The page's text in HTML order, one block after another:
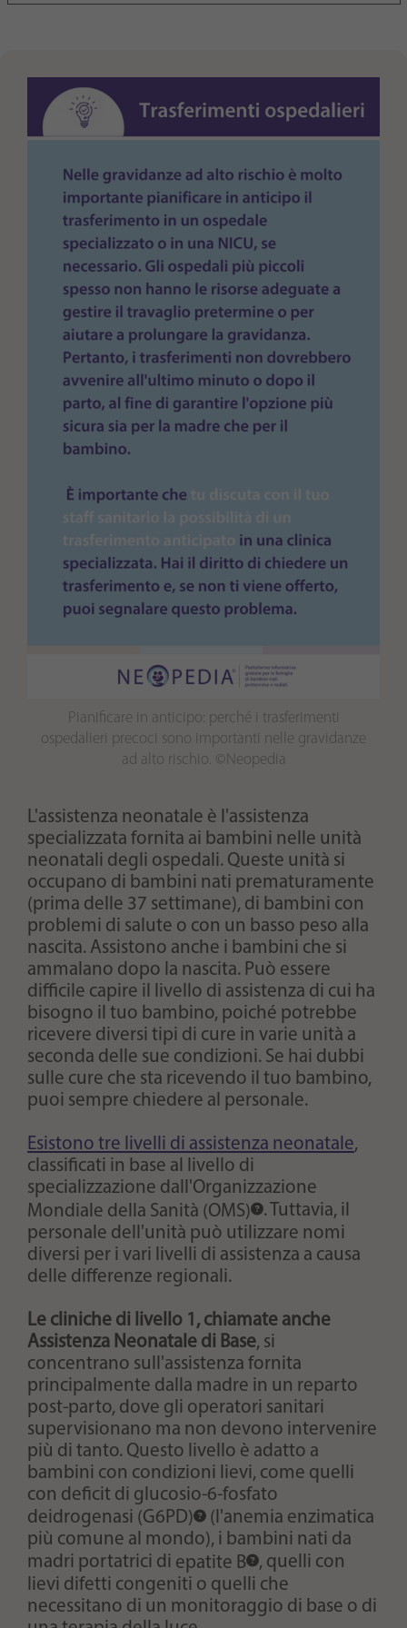
Pianificare in anticipo: perché i trasferimenti
ospedalieri precoci sono importanti nelle gravidanze
ad alto rischio. ©Neopedia
L'assistenza neonatale è l'assistenza
specializzata fornita ai bambini nelle unità
neonatali degli ospedali. Queste unità si
occupano di bambini nati prematuramente
(prima delle 37 settimane), di bambini con
problemi di salute o con un basso peso alla
nascita. Assistono anche i bambini che si
ammalano dopo la nascita. Può essere
difficile capire il livello di assistenza di cui ha
bisogno il tuo bambino, poiché potrebbe
ricevere diversi tipi di cure in varie unità a
seconda delle sue condizioni. Se hai dubbi
sulle cure che sta ricevendo il tuo bambino,
puoi sempre chiedere al personale.
Esistono tre livelli di assistenza neonatale,
classificati in base al livello di
specializzazione dall'Organizzazione
Mondiale della Sanità (OMS)
. Tuttavia, il
personale dell'unità può utilizzare nomi
diversi per i vari livelli di assistenza a causa
delle differenze regionali.
Le cliniche di livello 1, chiamate anche
Assistenza Neonatale di Base, si
concentrano sull'assistenza fornita
principalmente dalla madre in un reparto
post-parto, dove gli operatori sanitari
supervisionano ma non devono intervenire
più di tanto. Questo livello è adatto a
bambini con condizioni lievi, come quelli
con deficit di glucosio-6-fosfato
deidrogenasi (G6PD)
(l'anemia enzimatica
più comune al mondo), i bambini nati da
madri portatrici di epatite B
, quelli con
lievi difetti congeniti o quelli che
necessitano di un monitoraggio di base o di
Purpose
generierte ID, für die historische Speicherung